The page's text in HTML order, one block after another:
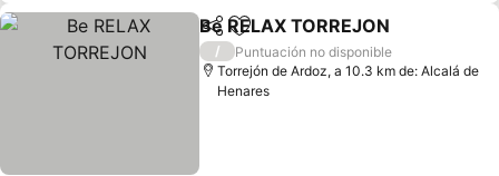
CompartirAgregar a favoritos
Be RELAX TORREJON
/
Puntuación no disponible
Torrejón de Ardoz, a 10.3 km de: Alcalá de
Henares